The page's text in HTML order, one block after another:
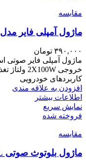
مقايسه
ماژول آمپلی فایر مدل XH-M190
۳۹۰,۰۰۰ تومان
کاربردهای خودرویی
افزودن به علاقه مندی
اطلاعات بیشتر
نمایش سریع
فروخته شده
مقايسه
ماژول بلوتوث صوتی ZK-502L با توان خروجی متغیر